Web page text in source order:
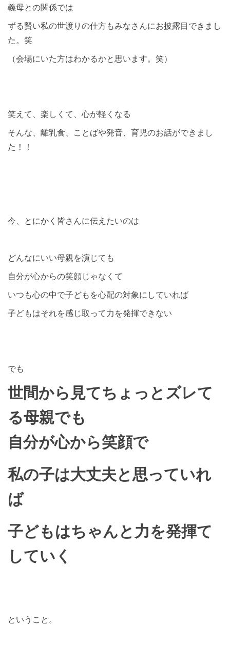
義母との関係では
ずる賢い私の世渡りの仕方もみなさんにお披露目できまし
た。笑
（会場にいた方はわかるかと思います。笑）
笑えて、楽しくて、心が軽くなる
そんな、離乳食、ことばや発音、育児のお話ができまし
た！！
今、とにかく皆さんに伝えたいのは
どんなにいい母親を演じても
自分が心からの笑顔じゃなくて
いつも心の中で子どもを心配の対象にしていれば
子どもはそれを感じ取って力を発揮できない
でも
世間から見てちょっとズレて
る母親でも
自分が心から笑顔で
私の子は大丈夫と思っていれ
ば
子どもはちゃんと力を発揮て
していく
ということ。